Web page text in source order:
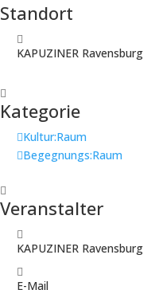
Standort
KAPUZINER Ravensburg
Kategorie
Kultur:Raum
Begegnungs:Raum
Veranstalter
KAPUZINER Ravensburg
E-Mail